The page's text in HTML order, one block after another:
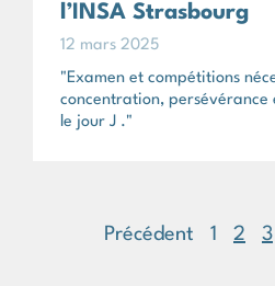
l’INSA Strasbourg
12 mars 2025
"Examen et compétitions
concentration,
le jour J ."
Précédent 1 2 3